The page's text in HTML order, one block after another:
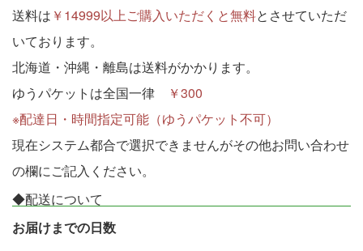
送料は ￥14999以上ご購入いただくと無料とさせていただ
いております。
北海道・沖縄・離島は送料がかかります。
ゆうパケットは全国一律
￥300
※配達日・時間指定可能（ゆうパケット不可）
現在システム都合で選択できませんがその他お問い合わせ
の欄にご記入ください。
◆配送について
お届けまでの日数